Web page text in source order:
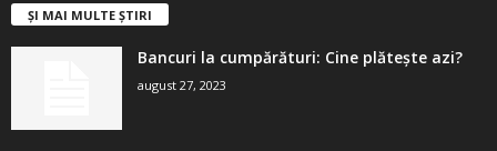
ȘI MAI MULTE ȘTIRI
Bancuri la cumpărături: Cine plătește azi?
august 27, 2023